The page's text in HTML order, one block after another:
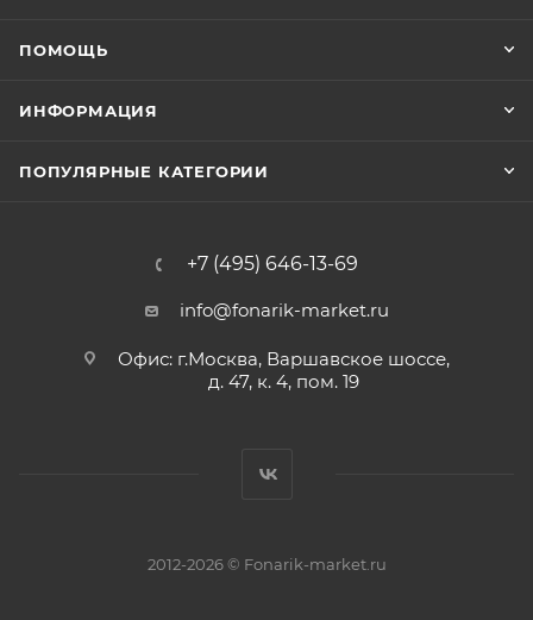
ПОМОЩЬ
ИНФОРМАЦИЯ
ПОПУЛЯРНЫЕ КАТЕГОРИИ
+7 (495) 646-13-69
info@fonarik-market.ru
Офис: г.Москва, Варшавское шоссе,
д. 47, к. 4, пом. 19
2012-2026 © Fonarik-market.ru